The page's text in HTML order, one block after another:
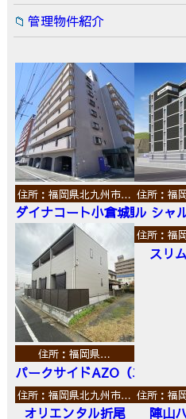
管理物件紹介
住所：福岡県北九州市…
ダイナコート小倉城野
住所：福
ル シャ
住所：福岡県…
パークサイドAZO（エーゼッ
住所：福
スリ
住所：福岡県北九州市…
オリエンタル折尾
住所：福
陣山